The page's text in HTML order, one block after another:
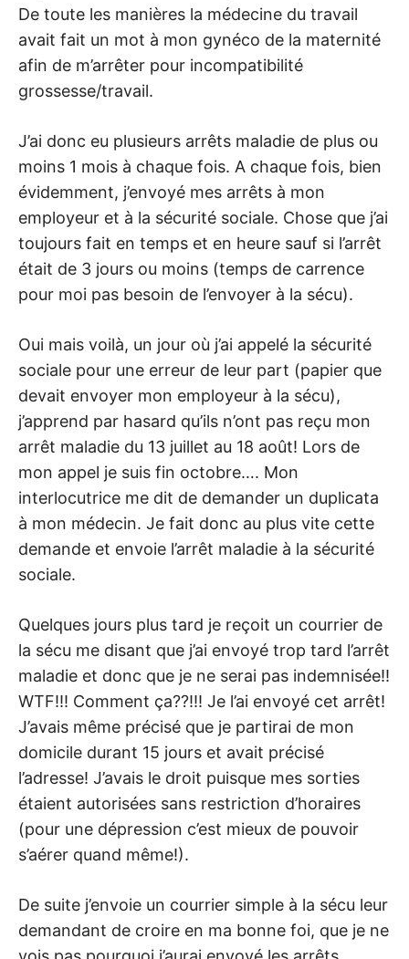
De toute les manières la médecine du travail
avait fait un mot à mon gynéco de la maternité
afin de m’arrêter pour incompatibilité
grossesse/travail.
J’ai donc eu plusieurs arrêts maladie de plus ou
moins 1 mois à chaque fois. A chaque fois, bien
évidemment, j’envoyé mes arrêts à mon
employeur et à la sécurité sociale. Chose que j’ai
toujours fait en temps et en heure sauf si l’arrêt
était de 3 jours ou moins (temps de carrence
pour moi pas besoin de l’envoyer à la sécu).
Oui mais voilà, un jour où j’ai appelé la sécurité
sociale pour une erreur de leur part (papier que
devait envoyer mon employeur à la sécu),
j’apprend par hasard qu’ils n’ont pas reçu mon
arrêt maladie du 13 juillet au 18 août! Lors de
mon appel je suis fin octobre…. Mon
interlocutrice me dit de demander un duplicata
à mon médecin. Je fait donc au plus vite cette
demande et envoie l’arrêt maladie à la sécurité
sociale.
Quelques jours plus tard je reçoit un courrier de
la sécu me disant que j’ai envoyé trop tard l’arrêt
maladie et donc que je ne serai pas indemnisée!!
WTF!!! Comment ça??!!! Je l’ai envoyé cet arrêt!
J’avais même précisé que je partirai de mon
domicile durant 15 jours et avait précisé
l’adresse! J’avais le droit puisque mes sorties
étaient autorisées sans restriction d’horaires
(pour une dépression c’est mieux de pouvoir
s’aérer quand même!).
De suite j’envoie un courrier simple à la sécu leur
demandant de croire en ma bonne foi, que je ne